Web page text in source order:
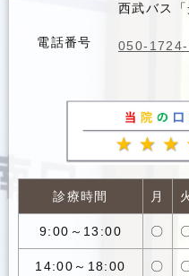
西武バス
電話番号 050-
診療時間 月
9:00～13:00 〇
14:00～18:00 〇